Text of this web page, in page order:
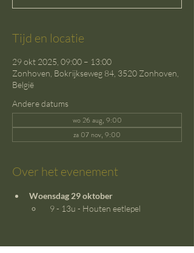
Tijd en locatie
29 okt 2025, 09:00 – 13:00
Zonhoven, Bokrijkseweg 84, 3520 Zonhoven,
België
Andere datums
wo 26 aug, 9:00
za 07 nov, 9:00
Over het evenement
Woensdag 29 oktober
9 - 13u - Houten eetlepel